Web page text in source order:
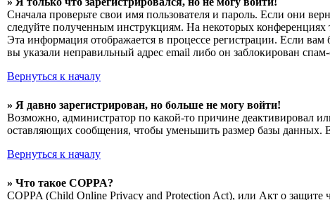
Сначала проверьте свои имя пользователя и пароль. Если они
следуйте полученным инструкциям. На некоторых конференциях
Эта информация отображается в процессе регистрации. Если
вы указали неправильный адрес email либо он заблокирован
Вернуться к началу
» Я давно зарегистрирован, но больше не могу войти!
Возможно, администратор по какой-то причине деактивировал
оставляющих сообщения, чтобы уменьшить размер базы данных.
Вернуться к началу
» Что такое COPPA?
COPPA (Child Online Privacy and Protection Act), или Акт о